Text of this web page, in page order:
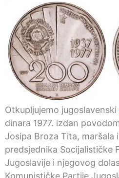
Otkupljujemo jugoslavenski
dinara 1977. izdan
Josipa Broza Tita, maršala
predsjednika Socijalističke
Jugoslavije i njegovog
Komunističke Partije